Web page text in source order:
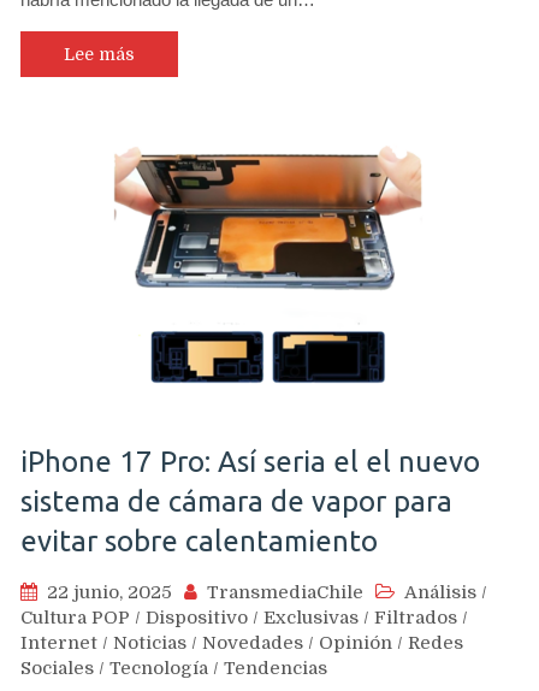
Lee más
iPhone 17 Pro: Así seria el el nuevo
sistema de cámara de vapor para
evitar sobre calentamiento
22 junio, 2025 TransmediaChile Análisis /
Cultura POP / Dispositivo / Exclusivas / Filtrados /
Internet / Noticias / Novedades / Opinión / Redes
Sociales / Tecnología / Tendencias